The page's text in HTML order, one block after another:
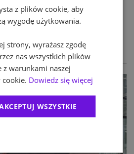
z plików cookie, aby
wygodę użytkowania.
strony, wyrażasz zgodę
nas wszystkich plików
z warunkami naszej
Dowiedz się więcej
WSZYSTKIE